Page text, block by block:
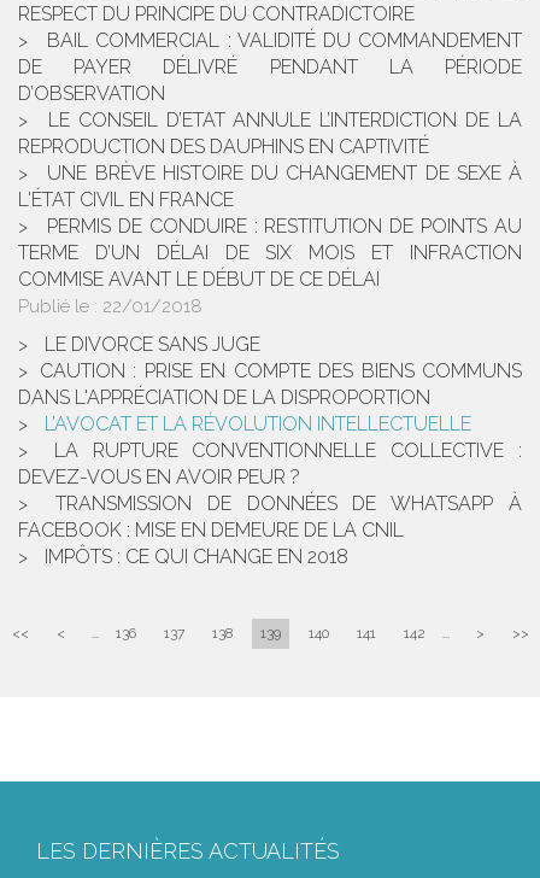
RESPECT DU PRINCIPE DU CONTRADICTOIRE
BAIL COMMERCIAL : VALIDITÉ DU COMMANDEMENT
DE PAYER DÉLIVRÉ PENDANT LA PÉRIODE
D’OBSERVATION
LE CONSEIL D’ETAT ANNULE L’INTERDICTION DE LA
REPRODUCTION DES DAUPHINS EN CAPTIVITÉ
UNE BRÈVE HISTOIRE DU CHANGEMENT DE SEXE À
L'ÉTAT CIVIL EN FRANCE
PERMIS DE CONDUIRE : RESTITUTION DE POINTS AU
TERME D’UN DÉLAI DE SIX MOIS ET INFRACTION
COMMISE AVANT LE DÉBUT DE CE DÉLAI
Publié le : 22/01/2018
LE DIVORCE SANS JUGE
​CAUTION : PRISE EN COMPTE DES BIENS COMMUNS
DANS L'APPRÉCIATION DE LA DISPROPORTION
L’AVOCAT ET LA RÉVOLUTION INTELLECTUELLE
LA RUPTURE CONVENTIONNELLE COLLECTIVE :
DEVEZ-VOUS EN AVOIR PEUR ?
TRANSMISSION DE DONNÉES DE WHATSAPP À
FACEBOOK : MISE EN DEMEURE DE LA CNIL
IMPÔTS : CE QUI CHANGE EN 2018
<< < ... 136 137 138 139 140 141 142 ... > >>
LES DERNIÈRES ACTUALITÉS